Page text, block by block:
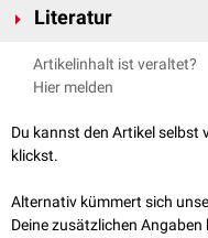
und derRascetta
Literatur
Waldeyer et al., Anatomie
einem Band (De Gruyter
Schmidt et al.
Thieme Verlag, 2013
Artikelinhalt ist veraltet?
Hier melden
Du kannst den Artikel selbst
klickst.
Alternativ kümmert sich
Deine zusätzlichen